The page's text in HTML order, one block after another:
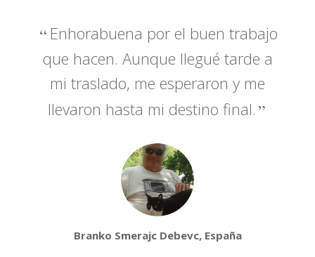
Enhorabuena por el buen trabajo
que hacen. Aunque llegué tarde a
mi traslado, me esperaron y me
llevaron hasta mi destino final.
Branko Smerajc Debevc, España